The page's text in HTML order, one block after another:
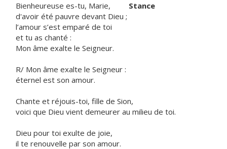
Bienheureuse es-tu, Marie,
Stance
d'avoir été pauvre devant Dieu ;
l’amour s’est emparé de toi
et tu as chanté :
Mon âme exalte le Seigneur.
R/ Mon âme exalte le Seigneur :
éternel est son amour.
Chante et réjouis-toi, fille de Sion,
voici que Dieu vient demeurer au milieu de toi.
Dieu pour toi exulte de joie,
il te renouvelle par son amour.